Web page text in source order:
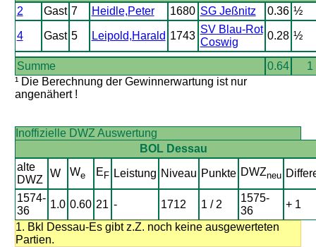
2
Gast 7 Heidle,Peter 1680 SG Jeßnitz 0.36 ½
4 Gast 5 Leipold,Harald 1743
SV Blau-Rot
Coswig
0.28 ½
Summe 0.64
1
¹ Die Berechnung der Gewinnerwartung ist nur
angenähert !
Inoffizielle DWZ Auswertung
BOL Dessau
alte
DWZ
W We E F Leistung Niveau Punkte DWZneu
1574-
36
1.0 0.60 21 - 1712 1 / 2
1575-
36
+ 1
1. Bkl Dessau-Es gibt z.Z. noch keine ausgewerteten
Partien.